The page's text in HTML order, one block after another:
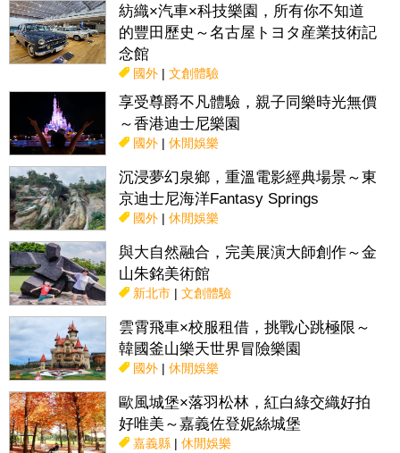
紡織×汽車×科技樂園，所有你不知道
的豐田歷史～名古屋トヨタ産業技術記
念館
國外| 文創體驗
享受尊爵不凡體驗，親子同樂時光無價
～香港迪士尼樂園
國外| 休閒娛樂
沉浸夢幻泉鄉，重溫電影經典場景～東
京迪士尼海洋Fantasy Springs
國外| 休閒娛樂
與大自然融合，完美展演大師創作～金
山朱銘美術館
新北市| 文創體驗
雲霄飛車×校服租借，挑戰心跳極限～
韓國釜山樂天世界冒險樂園
國外| 休閒娛樂
歐風城堡×落羽松林，紅白綠交織好拍
好唯美～嘉義佐登妮絲城堡
嘉義縣| 休閒娛樂